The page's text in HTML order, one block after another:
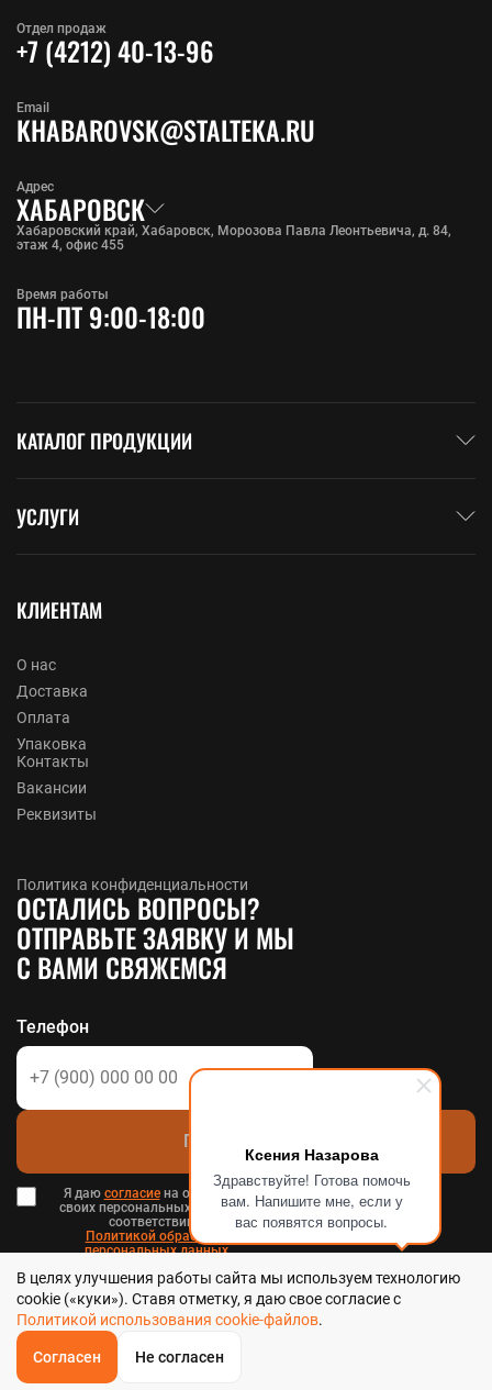
Ксения Назарова
Здравствуйте! Готова помочь
вам. Напишите мне, если у
вас появятся вопросы.
ОБРАТНЫЙЗВОНОК
Отдел продаж
+7 (4212) 40-13-96
Адрес
ХАБАРОВСК
Хабаровский край, Хабаровск, Морозова Павла Леонтьевича, д. 84,
этаж 4, офис 455
Email
KHABAROVSK@STALTEKA.RU
Время работы
ПН-ПТ 9:00-18:00
КАТАЛОГ ПРОДУКЦИИ
УСЛУГИ
КЛИЕНТАМ
О нас
Доставка
Оплата
Упаковка
Контакты
Вакансии
Реквизиты
Политика конфиденциальности
ОСТАЛИСЬ ВОПРОСЫ?
ОТПРАВЬТЕ ЗАЯВКУ И МЫ
С ВАМИ СВЯЖЕМСЯ
Телефон
Позвоните мне
Я даю согласиена обработку
своих персональных данных в
соответствии с
Политикой обработки
персональных данных
Пользовательским соглашением .
Стальтека - библиотека стальных решений в Хабаровске, 2026
Главная
В целях улучшения работы сайта мы используем технологию
cookie («куки»). Ставя отметку, я даю свое согласие с
Политикой использования cookie-файлов.
Согласен Не согласен